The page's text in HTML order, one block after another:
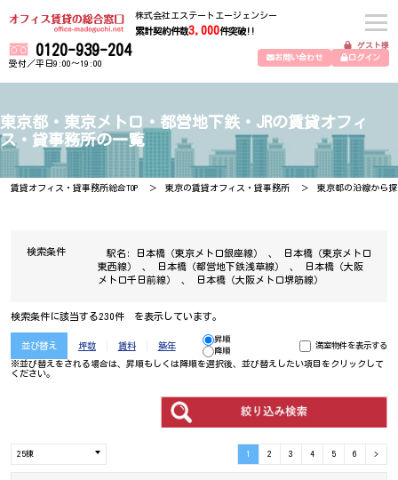
株式会社エステートエージェンシー
累計契約件数3,000件突破!!
0120-939-204
受付／平日9:00～19:00
ゲスト様
お問い合わせ
ログイン
東京都・東京メトロ・都営地下鉄・JRの賃貸オフィ
ス・貸事務所の一覧
賃貸オフィス・貸事務所総合TOP 東京の賃貸オフィス・貸事務所 東京都の沿線から
検索条件 駅名: 日本橋（東京メトロ銀座線）
日本橋（東京メトロ
東西線）
日本橋（都営地下鉄浅草線）
日本橋（大阪
メトロ千日前線）
日本橋（大阪メトロ堺筋線）
検索条件に該当する230件 を表示しています。
並び替え 坪数 賃料 築年
昇順
降順
満室物件を表示する
※並び替えをされる場合は、昇順もしくは降順を選択後、​並び替えしたい項目をクリックして
ください。
1 2 3 4 5 6 >